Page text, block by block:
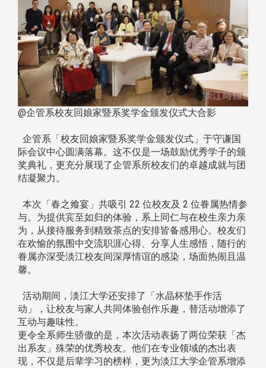
@企管系校友回娘家暨系奖学金颁发仪式大合影
企管系「校友回娘家暨系奖学金颁发仪式」于守谦国
际会议中心圆满落幕。这不仅是一场鼓励优秀学子的颁
奖典礼，更充分展现了企管系所校友们的卓越成就与团
结凝聚力。
本次「春之飨宴」共吸引 22 位校友及 2 位眷属热情参
与。为提供宾至如归的体验，系上同仁与在校生亲力亲
为，从接待服务到精致茶点的安排皆备感用心。校友们
在欢愉的氛围中交流职涯心得、分享人生感悟，随行的
眷属亦深受淡江校友间深厚情谊的感染，场面热闹且温
馨。
活动期间，淡江大学还安排了「水晶杯垫手作活
动」，让校友与家人共同体验创作乐趣，替活动增添了
互动与趣味性。
更令全系师生骄傲的是，本次活动表扬了两位荣获「杰
出系友」殊荣的优秀校友。他们在专业领域的杰出表
现，不仅是后辈学习的榜样，更为淡江大学企管系增添